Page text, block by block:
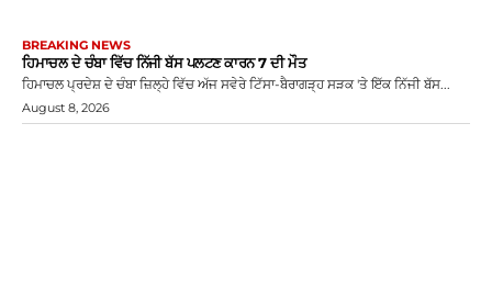
BREAKING NEWS
ਹਿਮਾਚਲ ਦੇ ਚੰਬਾ ਵਿੱਚ ਨਿੱਜੀ ਬੱਸ ਪਲਟਣ ਕਾਰਨ 7 ਦੀ ਮੌਤ
ਹਿਮਾਚਲ ਪ੍ਰਦੇਸ਼ ਦੇ ਚੰਬਾ ਜ਼ਿਲ੍ਹੇ ਵਿੱਚ ਅੱਜ ਸਵੇਰੇ ਟਿੱਸਾ-ਬੈਰਾਗੜ੍ਹ ਸੜਕ 'ਤੇ ਇੱਕ ਨਿੱਜੀ ਬੱਸ...
August 8, 2026